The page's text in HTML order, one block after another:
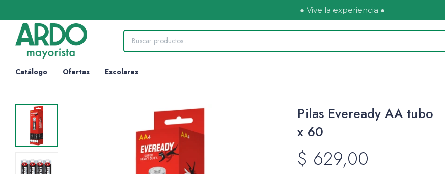
● Vive la experiencia ●
Catálogo Ofertas Escolares
Pilas Eveready AA tubo
x 60
$ 629,00